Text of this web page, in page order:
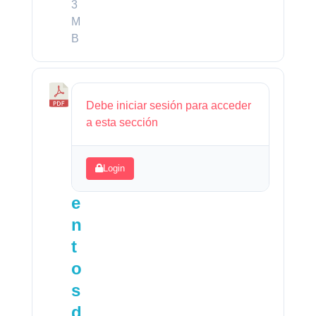
3
M
B
P
m
e
n
t
o
s
d
Debe iniciar sesión para acceder
a esta sección
Login